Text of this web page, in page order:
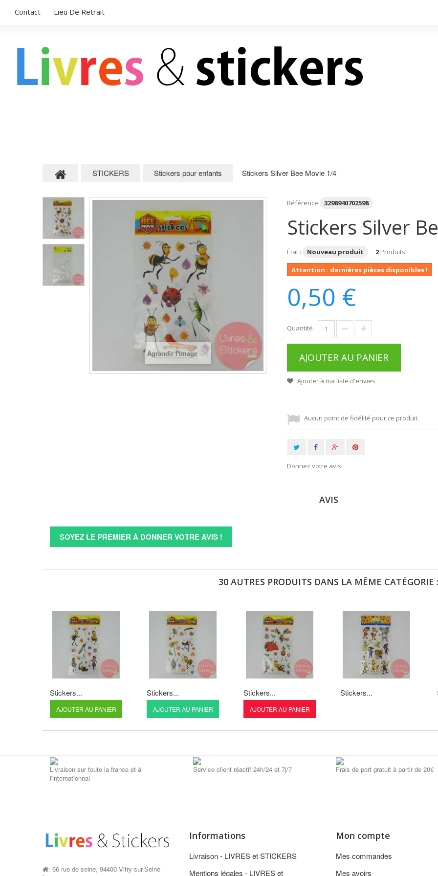
Contact Lieu De Retrait
STICKERS Stickers pour enfants Stickers Silver Bee Movie 1/4
Agrandir l'image
Référence 3298940702598
Stickers Silver
État : Nouveau produit 2 Produits
Attention : dernières pièces disponibles !
0,50 €
Quantité
AJOUTER AU PANIER
Ajouter à ma liste d'envies
Aucun point de fidélité pour ce produit.
Donnez votre avis
AVIS
SOYEZ LE PREMIER À DONNER VOTRE AVIS !
30 AUTRES PRODUITS DANS LA MÊME CATÉGORIE :
Stickers...
AJOUTER AU PANIER
Stickers...
AJOUTER AU PANIER
Stickers...
AJOUTER AU PANIER
Stickers...
Livraison sur toute la france et à
l'internationnal
Service client réactif 24h/24 et 7j/7 Frais de port gratuit à partir de 20€
: 66 rue de seine, 94400 Vitry-sur-Seine
Informations
Livraison - LIVRES et STICKERS
Mentions légales - LIVRES et
Mon compte
Mes commandes
Mes avoirs